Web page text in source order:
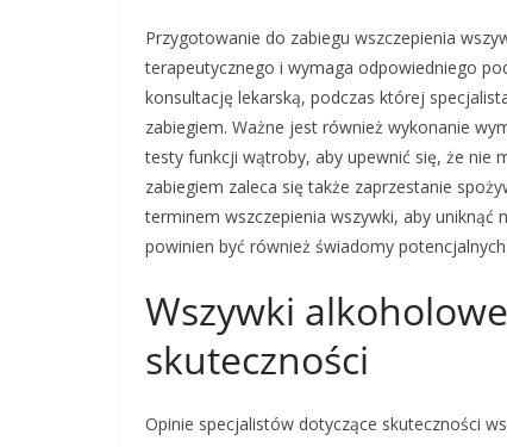
Przygotowanie do zabiegu wszczepienia
terapeutycznego i wymaga odpowiedniego
konsultację lekarską, podczas której
zabiegiem. Ważne jest również wykonanie
testy funkcji wątroby, aby upewnić się, że nie
zabiegiem zaleca się także zaprzestanie
terminem wszczepienia wszywki, aby uniknąć
powinien być również świadomy
Wszywki
skuteczności
Opinie specjalistów dotyczące skuteczności